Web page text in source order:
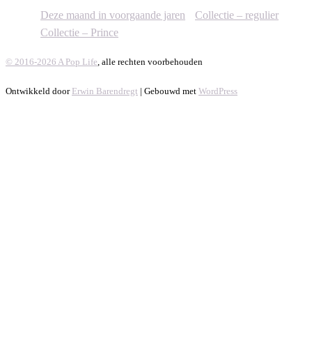
Deze maand in voorgaande jaren
Collectie – regulier
Collectie – Prince
© 2016-2026 A Pop Life , alle rechten voorbehouden
Ontwikkeld door Erwin Barendregt | Gebouwd met WordPress